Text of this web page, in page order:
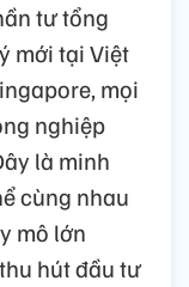
tư tổng
mới tại Việt
mọi
nghiệp
là minh
cùng nhau
mô lớn
hút đầu tư